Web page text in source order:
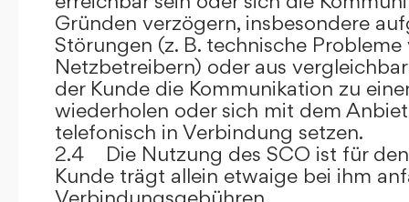
Gründen verzögern, insbesondere
Störungen (z. B. technische
Netzbetreibern) oder aus
der Kunde die Kommunikation zu
wiederholen oder sich mit dem
telefonisch in Verbindung setzen.
2.4 Die Nutzung des SCO ist für den
Kunde trägt allein etwaige bei ihm
Verbindungsgebühren.